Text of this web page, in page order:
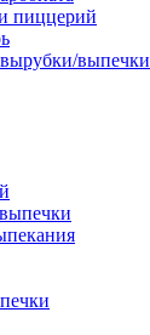
пиццерий
выпечки